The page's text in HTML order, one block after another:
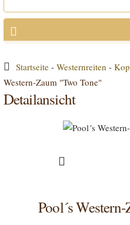
Startseite- Westernreiten -
Western-Zaum "Two Tone"
Detailansicht
Pool´s